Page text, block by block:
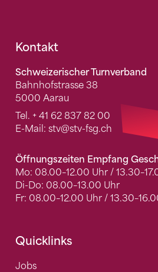
Fusszeile
Kontakt
Schweizerischer Turnverband
Bahnhofstrasse 38
5000 Aarau
Tel. + 41 62 837 82 00
E-Mail: stv@stv-fsg.ch
Öffnungszeiten Empfang
Mo: 08.00–12.00 Uhr /
Di-Do: 08.00–13.00 Uhr
Fr: 08.00–12.00 Uhr /
Quicklinks
Jobs